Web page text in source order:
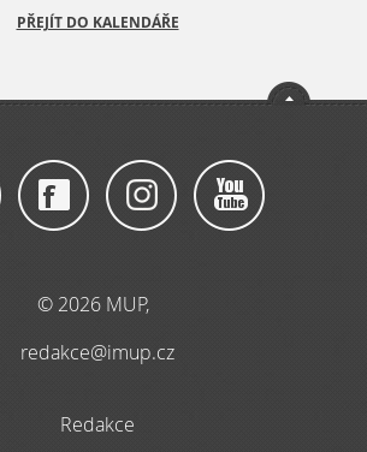
PŘEJÍT DO KALENDÁŘE
© 2026 MUP,
redakce@imup.cz
Redakce